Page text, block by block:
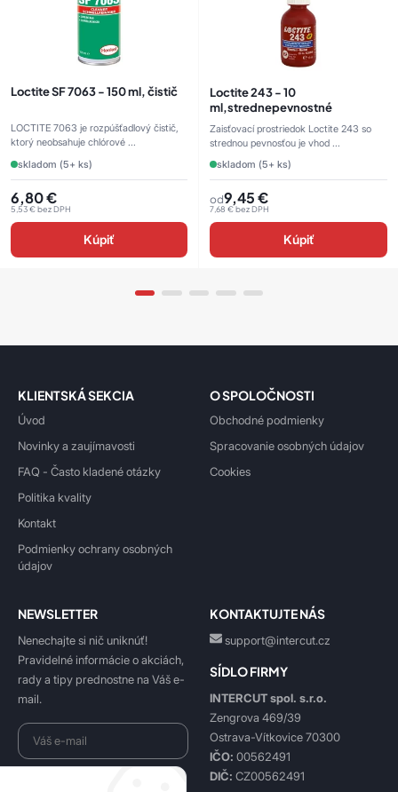
Loctite SF 7063 - 150 ml, čistič
LOCTITE 7063 je rozpúšťadlový čistič,
ktorý neobsahuje chlórové ...
skladom (5+ ks)
6,80€
5,53€bez DPH
Kúpiť
Loctite 243 - 10
ml,strednepevnostné
Zaisťovací prostriedok Loctite 243 so
strednou pevnosťou je vhod ...
skladom (5+ ks)
od9,45€
7,68 €bez DPH
Kúpiť
KLIENTSKÁ SEKCIA
Úvod
Novinky a zaujímavosti
FAQ - Často kladené otázky
Politika kvality
Kontakt
Podmienky ochrany osobných
údajov
O SPOLOČNOSTI
Obchodné podmienky
Spracovanie osobných údajov
Cookies
NEWSLETTER
Nenechajte si nič uniknúť!
Pravidelné informácie o akciách,
rady a tipy prednostne na Váš e-
mail.
KONTAKTUJTE NÁS
support@intercut.cz
SÍDLO FIRMY
INTERCUT spol. s.r.o.
Zengrova 469/39
Ostrava-Vítkovice 70300
IČO: 00562491
DIČ: CZ00562491